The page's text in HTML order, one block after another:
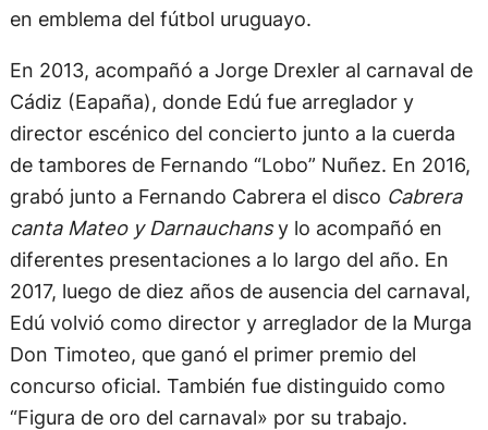
en emblema del fútbol uruguayo.
En 2013, acompañó a Jorge Drexler al carnaval de
Cádiz (Eapaña), donde Edú fue arreglador y
director escénico del concierto junto a la cuerda
de tambores de Fernando “Lobo” Nuñez. En 2016,
grabó junto a Fernando Cabrera el disco Cabrera
canta Mateo y Darnauchansy lo acompañó en
diferentes presentaciones a lo largo del año. En
2017, luego de diez años de ausencia del carnaval,
Edú volvió como director y arreglador de la Murga
Don Timoteo, que ganó el primer premio del
concurso oficial. También fue distinguido como
“Figura de oro del carnaval» por su trabajo.